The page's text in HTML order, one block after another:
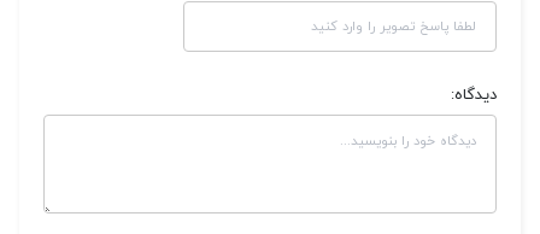
دیدگاه: